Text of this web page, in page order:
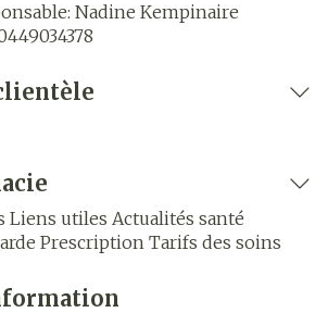
Nadine Kempinaire
Liens utiles Actualités santé
Prescription Tarifs des soins